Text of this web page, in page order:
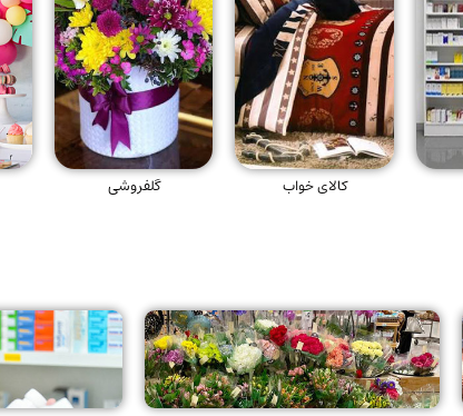
کالای خواب گلفروشی